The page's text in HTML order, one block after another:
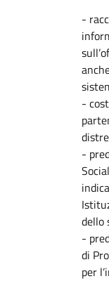
-
-
-
dello
-
di
per